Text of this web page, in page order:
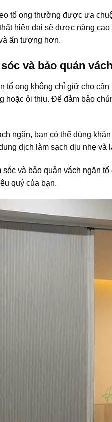
tổ ong thường được ưa
hiện đại sẽ được nâng
ấn tượng hơn.
và bảo quản
tổ ong không chỉ giữ cho
hoặc ôi thiu. Để đảm bảo
ngăn, bạn có thể dùng
dịch làm sạch dịu nhẹ và
sóc và bảo quản vách ngăn
quý của bạn.